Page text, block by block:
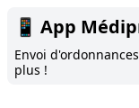
📱 App
Envoi
plus !